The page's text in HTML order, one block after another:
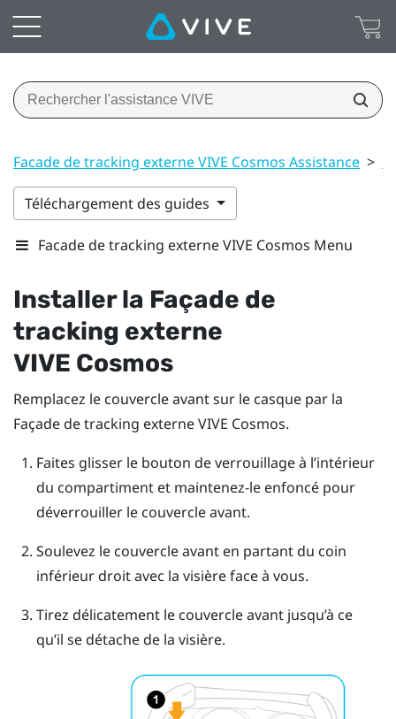
Facade de tracking externe VIVE Cosmos Assistance >
Téléchargement des guides
Facade de tracking externe VIVE Cosmos Menu
Installer la Façade de
tracking externe
VIVE Cosmos
Remplacez le couvercle avant sur le casque par la
Façade de tracking externeVIVE Cosmos.
Faites glisser le bouton de verrouillage à l’intérieur
du compartiment et maintenez-le enfoncé pour
déverrouiller le couvercle avant.
Soulevez le couvercle avant en partant du coin
inférieur droit avec la visière face à vous.
Tirez délicatement le couvercle avant jusqu’à ce
qu’il se détache de la visière.